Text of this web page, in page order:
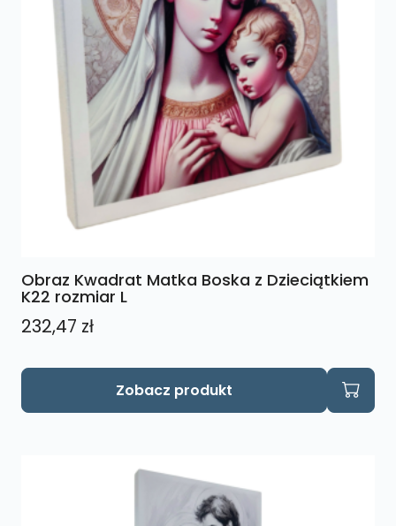
Obraz Kwadrat Matka Boska z Dzieciątkiem
K22 rozmiar L
232,47 zł
Zobacz produkt